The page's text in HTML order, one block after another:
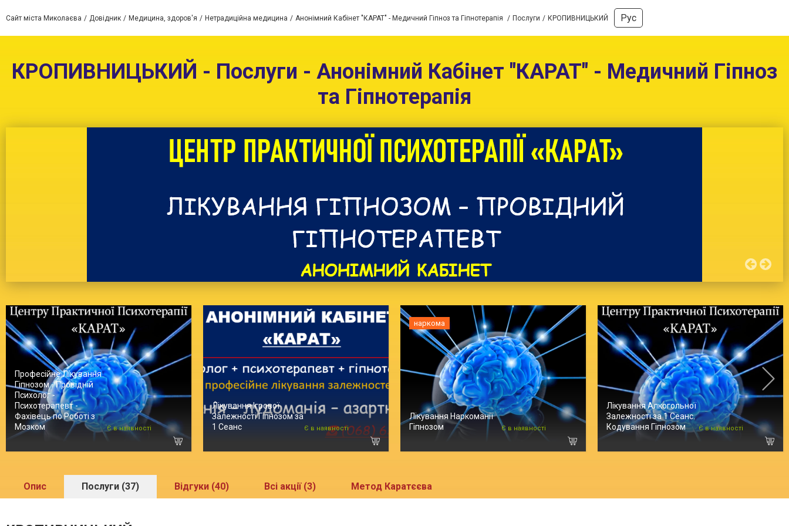
Сайт міста Миколаєва Довідник Медицина, здоров'я Нетрадиційна медицина Анонімний Кабінет "КАРАТ" - Медичний Гіпноз та Гіпнотерапія Послуги КРОПИВНИЦЬКИЙ Рус
КРОПИВНИЦЬКИЙ - Послуги - Анонімний Кабінет "КАРАТ" - Медичний Гіпноз
та Гіпнотерапія
Професійне Лікування
Гіпнозом - Провідній
Психолог -
Психотерапевт -
Фахівець по Роботі з
Мозком
Є в наявності
Лікування Ігрової
Залежності Гіпнозом за
1 Сеанс
Є в наявності
наркома
Лікування Наркоманії
Гіпнозом
Є в наявності
Лікування Алкогольної
Залежності за 1 Сеанс.
Кодування Гіпнозом
Є в наявності
Опис Послуги (37) Відгуки (40) Всі акції (3) Метод Каратєєва